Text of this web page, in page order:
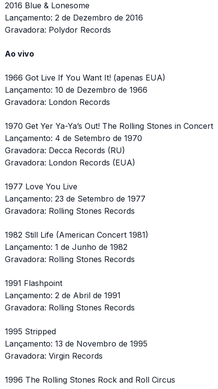
2016 Blue & Lonesome
Lançamento: 2 de Dezembro de 2016
Gravadora: Polydor Records
Ao vivo
1966 Got Live If You Want It! (apenas EUA)
Lançamento: 10 de Dezembro de 1966
Gravadora: London Records
1970 Get Yer Ya-Ya’s Out! The Rolling Stones in Concert
Lançamento: 4 de Setembro de 1970
Gravadora: Decca Records (RU)
Gravadora: London Records (EUA)
1977 Love You Live
Lançamento: 23 de Setembro de 1977
Gravadora: Rolling Stones Records
1982 Still Life (American Concert 1981)
Lançamento: 1 de Junho de 1982
Gravadora: Rolling Stones Records
1991 Flashpoint
Lançamento: 2 de Abril de 1991
Gravadora: Rolling Stones Records
1995 Stripped
Lançamento: 13 de Novembro de 1995
Gravadora: Virgin Records
1996 The Rolling Stones Rock and Roll Circus